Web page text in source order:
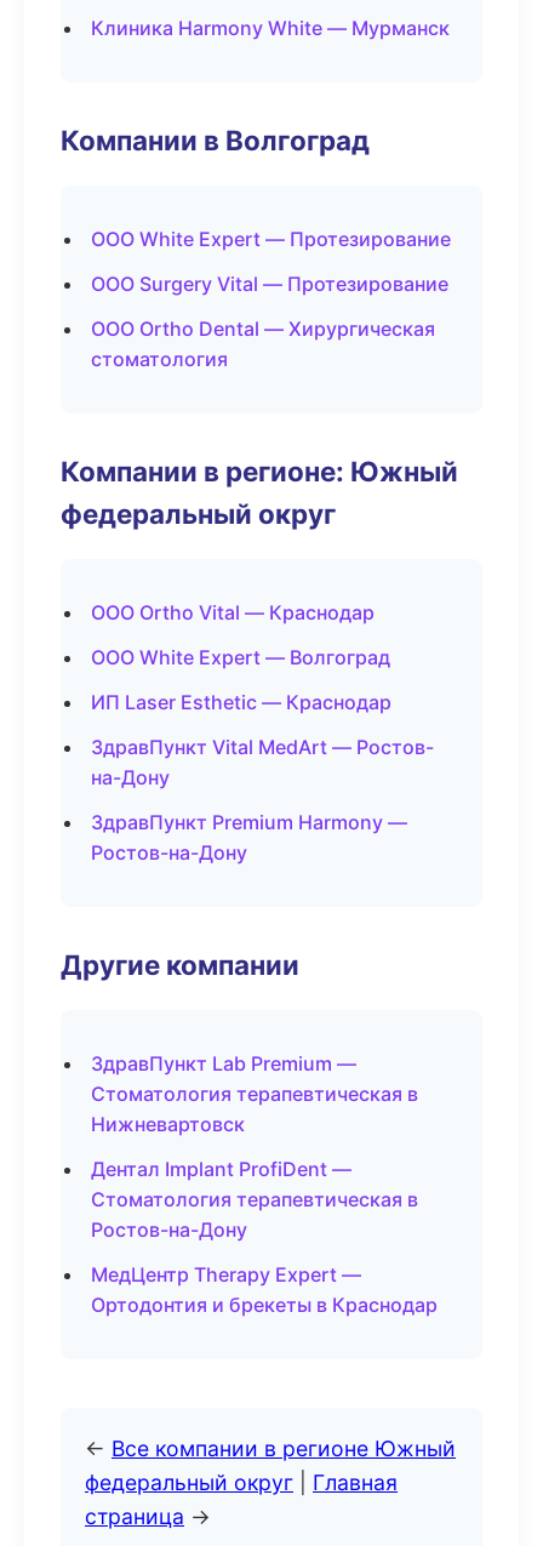
Клиника Harmony White — Мурманск
Компании в Волгоград
ООО White Expert — Протезирование
ООО Surgery Vital — Протезирование
ООО Ortho Dental — Хирургическая
стоматология
Компании в регионе: Южный
федеральный округ
ООО Ortho Vital — Краснодар
ООО White Expert — Волгоград
ИП Laser Esthetic — Краснодар
ЗдравПункт Vital MedArt — Ростов-
на-Дону
ЗдравПункт Premium Harmony —
Ростов-на-Дону
Другие компании
ЗдравПункт Lab Premium —
Стоматология терапевтическая в
Нижневартовск
Дентал Implant ProfiDent —
Стоматология терапевтическая в
Ростов-на-Дону
МедЦентр Therapy Expert —
Ортодонтия и брекеты в Краснодар
← Все компании в регионе Южный
федеральный округ
Главная
страница →